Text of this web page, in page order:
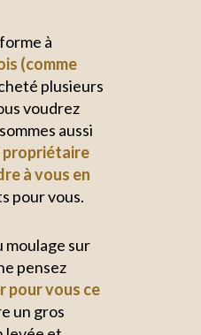
à
(comme
plusieurs
voudrez
aussi
propriétaire
à vous en
pour vous.
moulage sur
pensez
pour vous ce
un gros